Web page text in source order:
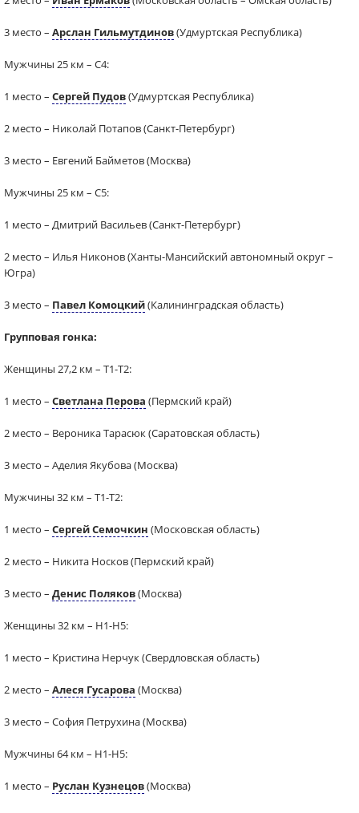
3 место – Арслан Гильмутдинов(Удмуртская Республика)
Мужчины 25 км – С4:
1 место – Сергей Пудов(Удмуртская Республика)
2 место – Николай Потапов (Санкт-Петербург)
3 место – Евгений Байметов (Москва)
Мужчины 25 км – С5:
1 место – Дмитрий Васильев (Санкт-Петербург)
2 место – Илья Никонов (Ханты-Мансийский автономный округ –
Югра)
3 место – Павел Комоцкий(Калининградская область)
Групповая гонка:
Женщины 27,2 км – Т1-Т2:
1 место – Светлана Перова (Пермский край)
2 место – Вероника Тарасюк (Саратовская область)
3 место – Аделия Якубова (Москва)
Мужчины 32 км – Т1-Т2:
1 место – Сергей Семочкин (Московская область)
2 место – Никита Носков (Пермский край)
3 место – Денис Поляков(Москва)
Женщины 32 км – Н1-Н5:
1 место – Кристина Нерчук (Свердловская область)
2 место – Алеся Гусарова (Москва)
3 место – София Петрухина (Москва)
Мужчины 64 км – Н1-Н5:
1 место – Руслан Кузнецов(Москва)